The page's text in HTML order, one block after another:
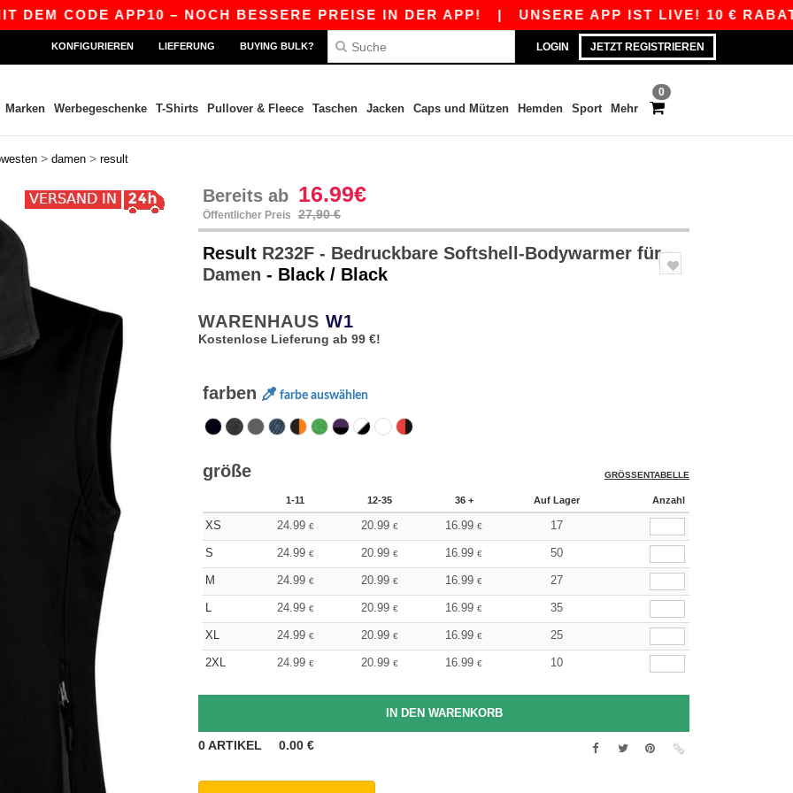
APP10 – NOCH BESSERE PREISE IN DER APP!|UNSERE APP IST LIVE! 10 € RABATT AB
LOGIN JETZT REGISTRIEREN
KONFIGURIEREN LIEFERUNG BUYING BULK?
0
Marken Werbegeschenke T-Shirts Pullover & Fleece Taschen Jacken Caps und Mützen Hemden Sport Mehr
> damen > result
Bereits ab 16.99€
Öffentlicher Preis 27,90 €
Result R232F - Bedruckbare Softshell-Bodywarmer für
Damen - Black / Black
WARENHAUS W1
Kostenlose Lieferung ab 99 €!
farben farbe auswählen
größe GRÖSSENTABELLE
1-11 12-35 36 + Auf Lager Anzahl
XS 24.99 € 20.99 € 16.99 € 17
S 24.99 € 20.99 € 16.99 € 50
M 24.99 € 20.99 € 16.99 € 27
L 24.99 € 20.99 € 16.99 € 35
XL 24.99 € 20.99 € 16.99 € 25
2XL 24.99 € 20.99 € 16.99 € 10
0ARTIKEL 0.00 €